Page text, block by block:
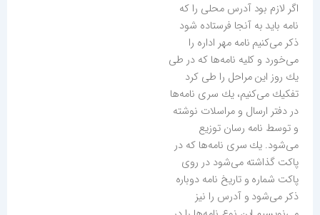
اگر لازم بود آدرس محلی را كه
نامه باید به آنجا فرستاده شود
ذكر می‌كنیم نامه مهر اداره را
می‌خورد و كلیه نامه‌ها كه در طی
یك روز این مراحل را طی كرد
تفكیك می‌كنیم، یك سری نامه‌ها
در دفتر ارسال و مراسلات نوشته
و توسط نامه رسان توزیع
می‌شود. یك سری نامه‌ها كه در
پاكت گذاشته می‌شود در روی
پاكت شماره و تاریخ نامه دوباره
ذكر می‌شود و آدرس را نیز